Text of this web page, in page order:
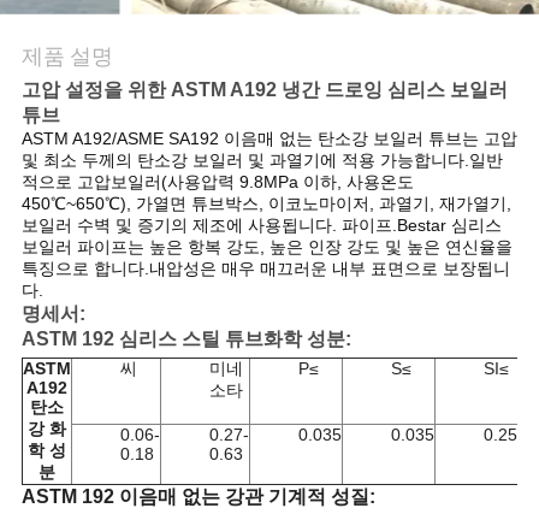
인
용
문
을
요
구
하
세
요
사
제품 설명
고압 설정을 위한 ASTM A192 냉간 드로잉 심리스 보일러
튜브
ASTM A192/ASME SA192 이음매 없는 탄소강 보일러 튜브는 고압
및 최소 두께의 탄소강 보일러 및 과열기에 적용 가능합니다.일반
적으로 고압보일러(사용압력 9.8MPa 이하, 사용온도
450℃~650℃), 가열면 튜브박스, 이코노마이저, 과열기, 재가열기,
보일러 수벽 및 증기의 제조에 사용됩니다. 파이프.Bestar 심리스
보일러 파이프는 높은 항복 강도, 높은 인장 강도 및 높은 연신율을
특징으로 합니다.내압성은 매우 매끄러운 내부 표면으로 보장됩니
다.
명세서:
ASTM 192 심리스 스틸 튜브화학 성분:
ASTM
A192
탄소
강 화
학 성
분
씨
미네
소타
P≤ S≤ SI≤
0.06-
0.18
0.27-
0.63
0.035 0.035 0.25
ASTM 192 이음매 없는 강관 기계적 성질: